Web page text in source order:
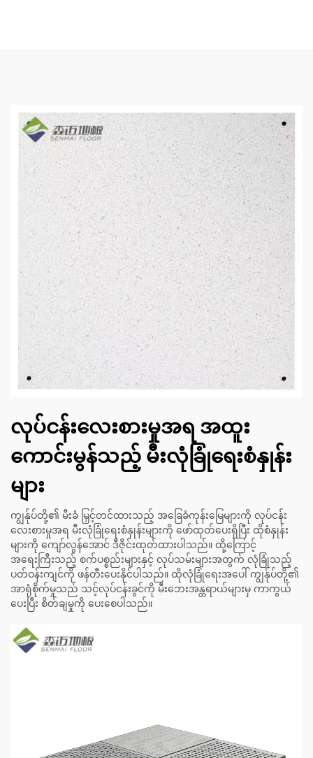
လုပ်ငန်းလေးစားမှုအရ အထူး
ကောင်းမွန်သည့် မီးလုံခြုံရေးစံနှုန်း
များ
ကျွန်ုပ်တို့၏ မီးခံ မြှင့်တင်ထားသည့် အခြေခံကုန်းမြေများကို လုပ်ငန်း
လေးစားမှုအရ မီးလုံခြုံရေးစံနှုန်းများကို ဖော်ထုတ်ပေးရှိပြီး ထိုစံနှုန်း
များကို ကျော်လွန်အောင် ဒီဇိုင်းထုတ်ထားပါသည်။ ထို့ကြောင့်
အရေးကြီးသည့် စက်ပစ္စည်းများနှင့် လုပ်သမ်းများအတွက် လုံခြုံသည့်
ပတ်ဝန်းကျင်ကို ဖန်တီးပေးနိုင်ပါသည်။ ထိုလုံခြုံရေးအပေါ် ကျွန်ုပ်တို့၏
အာရုံစိုက်မှုသည် သင့်လုပ်ငန်းခွင်ကို မီးဘေးအန္တရာယ်များမှ ကာကွယ်
ပေးပြီး စိတ်ချမှုကို ပေးစေပါသည်။